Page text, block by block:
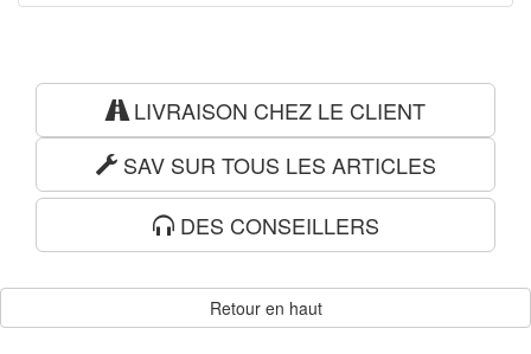
LIVRAISON CHEZ LE CLIENT
SAV SUR TOUS LES ARTICLES
DES CONSEILLERS
Retour en haut